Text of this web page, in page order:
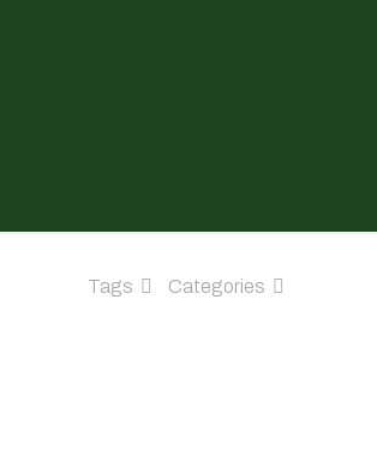
Categories
Tags